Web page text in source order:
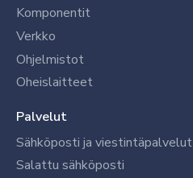
Komponentit
Verkko
Ohjelmistot
Oheislaitteet
Palvelut
Sähköposti ja viestintäpalvelut
Salattu sähköposti